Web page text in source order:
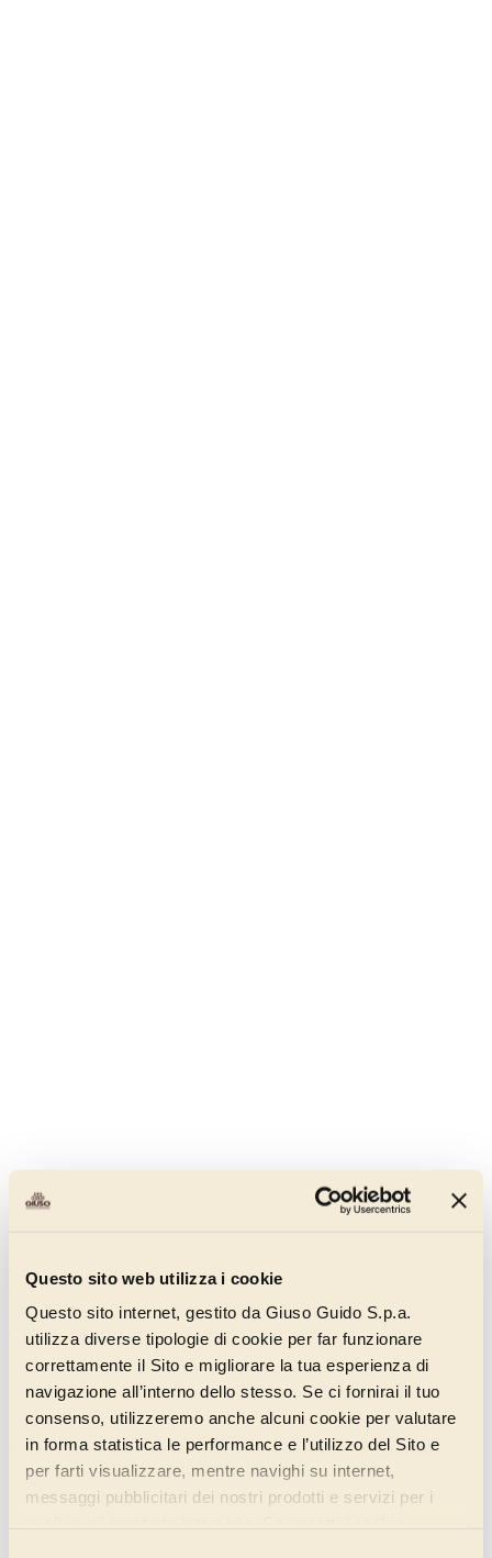
Questo sito web utilizza i cookie
Questo sito internet, gestito da Giuso Guido S.p.a.
utilizza diverse tipologie di cookie per far funzionare
correttamente il Sito e migliorare la tua esperienza di
navigazione all’interno dello stesso. Se ci fornirai il tuo
consenso, utilizzeremo anche alcuni cookie per valutare
in forma statistica le performance e l’utilizzo del Sito e
per farti visualizzare, mentre navighi su internet,
messaggi pubblicitari dei nostri prodotti e servizi per i
Variegato Crema Mou
01392008
Concentrated milk and caramel based cream for ice cream ripple and
confectionary garnish, also for glaze.
Discover more